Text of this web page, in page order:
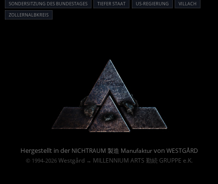
SONDERSITZUNG DES BUNDESTAGES
TIEFER STAAT US-REGIERUNG
VILLACH
ZOLLERNALBKREIS
Hergestellt in der NICHTRAUM 製造 Manufakturvon WESTGÅRD
© 1994-2026 Westgård→ MILLENNIUM ARTS 勤続 GRUPPE e.K.
Powered By :